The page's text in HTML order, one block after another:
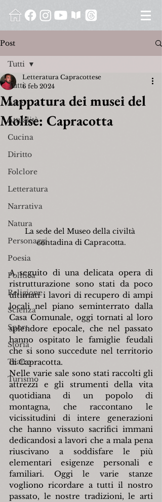
Post
Tutti
Arte
Attualità
Cucina
Diritto
Folclore
Letteratura
Narrativa
Natura
Personaggi
Poesia
Politica
Religione
Scienza
Sport
Storia
Teatro
Turismo
Tutti
Mappatura dei musei del
Molise: Capracotta
Letteratura Capracottese
6 feb 2024
La sede del Museo della civiltà
contadina di Capracotta.
A seguito di una delicata opera di
ristrutturazione sono stati da poco
ultimati i lavori di recupero di ampi
locali nel piano seminterrato dalla
Casa Comunale, oggi tornati al loro
splendore epocale, che nel passato
hanno ospitato le famiglie feudali
che si sono succedute nel territorio
di Capracotta.
Nelle varie sale sono stati raccolti gli
attrezzi e gli strumenti della vita
quotidiana di un popolo di
montagna, che raccontano le
vicissitudini di intere generazioni
che hanno vissuto sacrifici immani
dedicandosi a lavori che a mala pena
riuscivano a soddisfare le più
elementari esigenze personali e
familiari. Oggi le varie stanze
vogliono ricordare a tutti il nostro
passato, le nostre tradizioni, le arti